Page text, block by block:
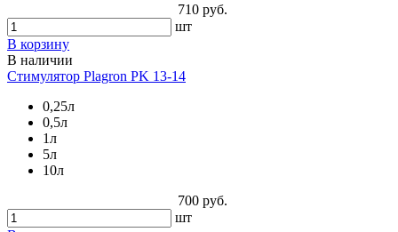
710 руб.
шт
В корзину
В наличии
Стимулятор Plagron PK 13-14
0,25л
0,5л
1л
5л
10л
700 руб.
шт